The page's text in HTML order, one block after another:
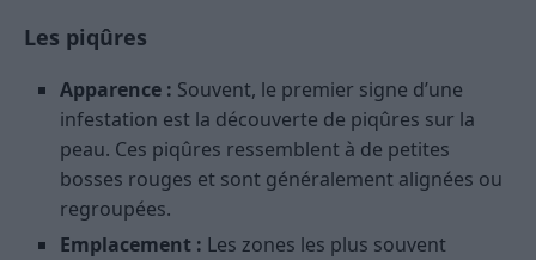
Les piqûres
Apparence : Souvent, le premier signe d’une
infestation est la découverte de piqûres sur la
peau. Ces piqûres ressemblent à de petites
bosses rouges et sont généralement alignées ou
regroupées.
Emplacement : Les zones les plus souvent